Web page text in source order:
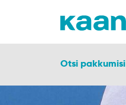
Otsi pakkumisi